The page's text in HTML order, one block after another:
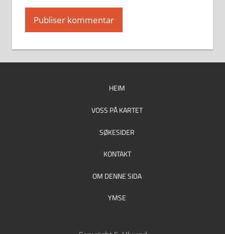
HEIM
VOSS PÅ KARTET
SØKESIDER
KONTAKT
OM DENNE SIDA
YMSE